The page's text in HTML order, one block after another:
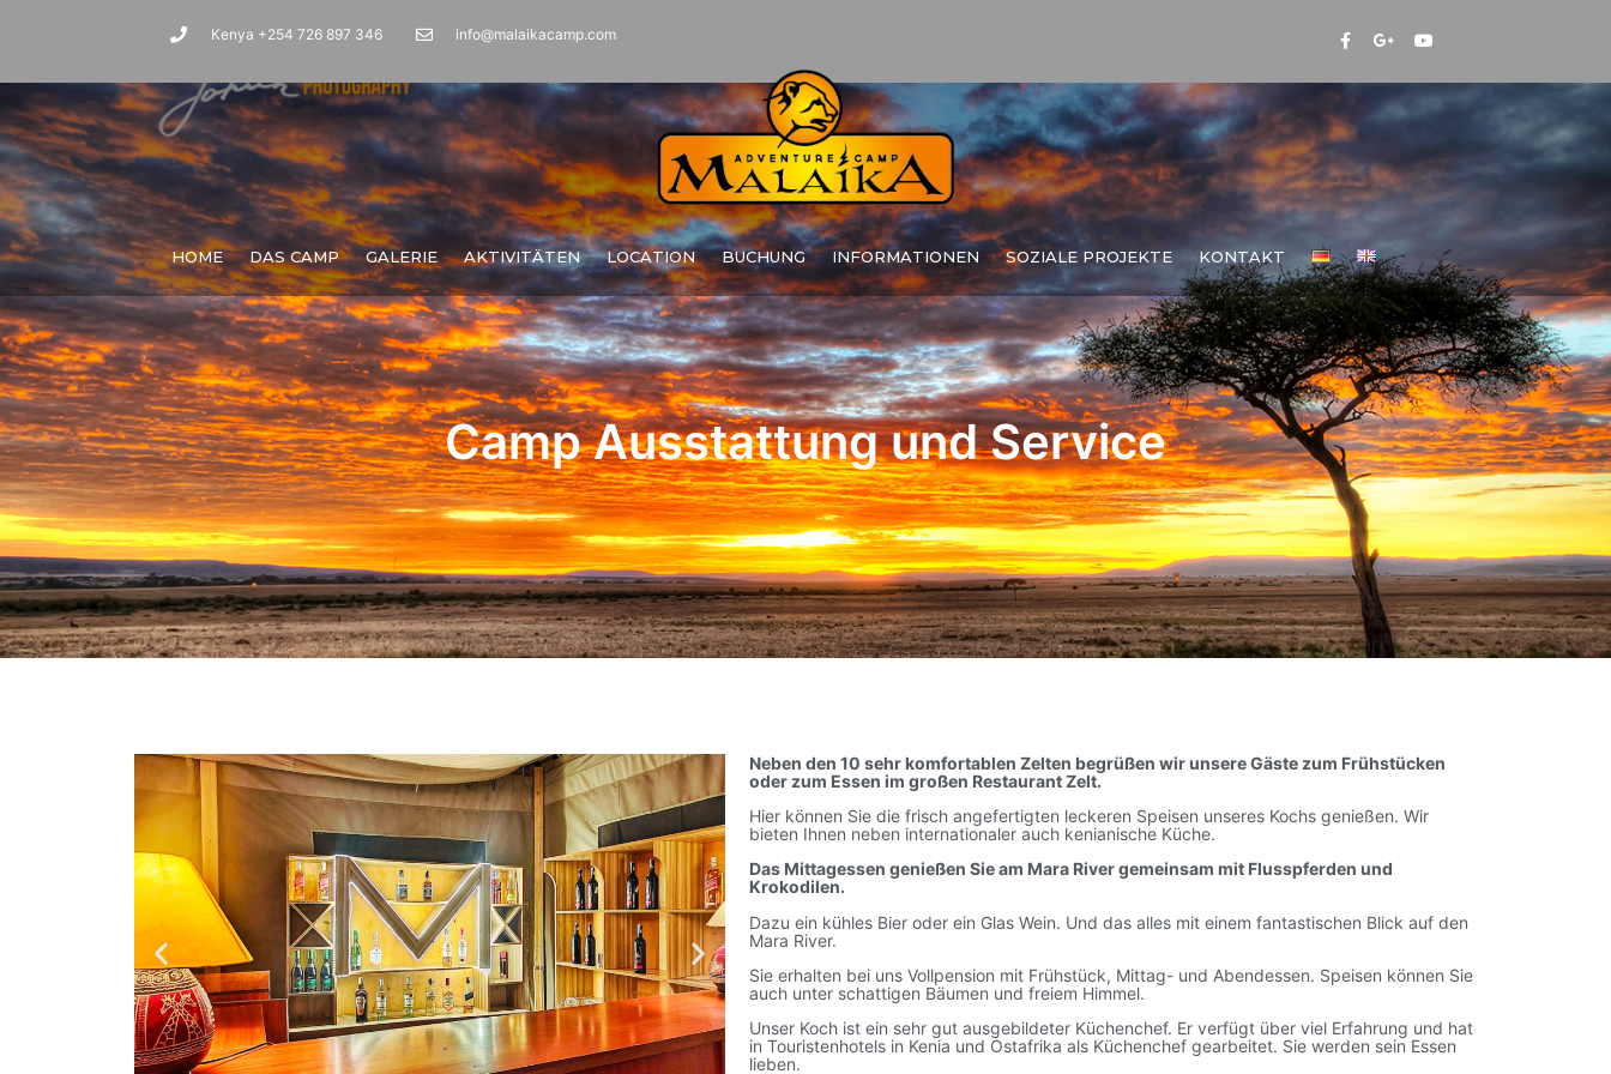
Kenya +254 726 897 346 info@malaikacamp.com
HOME DAS CAMP GALERIE AKTIVITÄTEN LOCATION BUCHUNG INFORMATIONEN SOZIALE PROJEKTE KONTAKT
Camp Ausstattung und Service
Camp Ausstattung und Service
Neben den 10 sehr komfortablen Zelten begrüßen wir unsere Gäste zum Frühstücken
oder zum Essen im großen Restaurant Zelt.
Hier können Sie die frisch angefertigten leckeren Speisen unseres Kochs genießen. Wir
bieten Ihnen neben internationaler auch kenianische Küche.
Das Mittagessen genießen Sie am Mara River gemeinsam mit Flusspferden und
Krokodilen.
Dazu ein kühles Bier oder ein Glas Wein. Und das alles mit einem fantastischen Blick auf den
Mara River.
Sie erhalten bei uns Vollpension mit Frühstück, Mittag- und Abendessen. Speisen können Sie
auch unter schattigen Bäumen und freiem Himmel.
Unser Koch ist ein sehr gut ausgebildeter Küchenchef. Er verfügt über viel Erfahrung und hat
in Touristenhotels in Kenia und Ostafrika als Küchenchef gearbeitet. Sie werden sein Essen
lieben.